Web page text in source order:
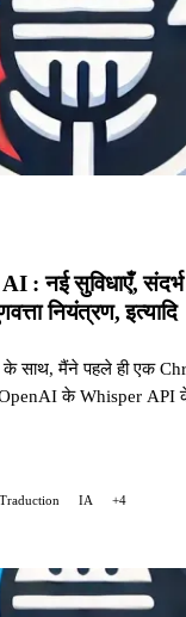
: नई सुविधाएँ,
नियंत्रण, इत्यादि
साथ, मैंने पहले ही एक
OpenAI के Whisper API
Traduction IA +4